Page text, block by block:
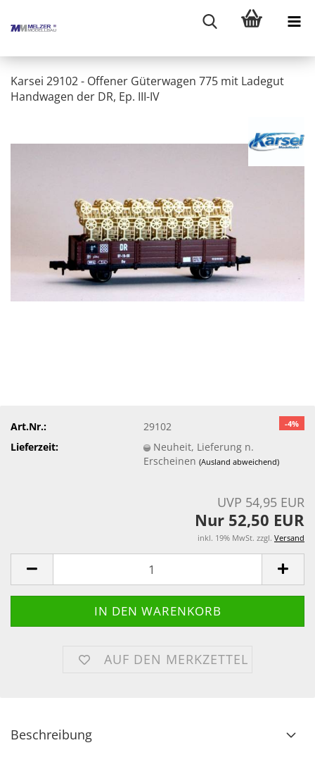
Karsei 29102 - Offener Güterwagen 775 mit Ladegut
Handwagen der DR, Ep. III-IV
-4%
Art.Nr.:
29102
Lieferzeit:
Neuheit, Lieferung n.
Erscheinen(Ausland abweichend)
UVP 54,95 EUR
Nur 52,50 EUR
inkl. 19% MwSt. zzgl. Versand
AUF DEN MERKZETTEL
Beschreibung